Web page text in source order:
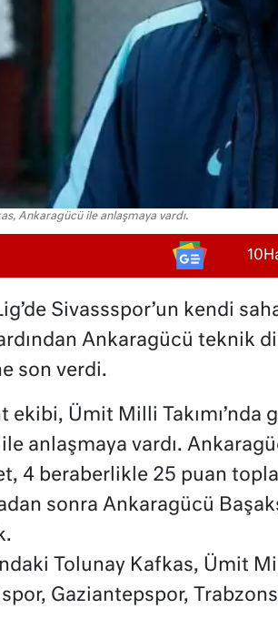
Ankaragücü ile anlaşmaya vardı.
Sivassspor’un kendi
Ankaragücü teknik
son verdi.
ekibi, Ümit Milli Takımı’nda
anlaşmaya vardı.
4 beraberlikle 25 puan
sonra Ankaragücü
Tolunay Kafkas, Ümit
Gaziantepspor,